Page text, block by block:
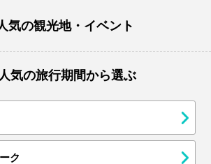
気の観光地・イベント
人気の旅行期間から選ぶ
ク